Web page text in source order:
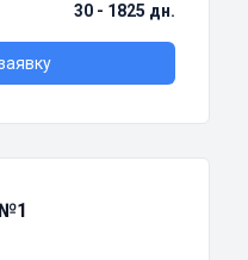
30 - 1825 дн.